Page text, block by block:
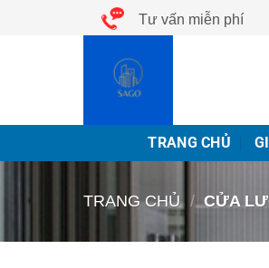
Tư vấn miễn phí
TRANG CHỦ
TRANG CHỦ / CỬA